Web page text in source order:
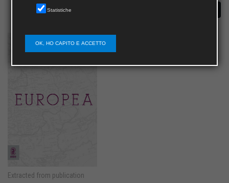
Extracted from publication
Statistiche
OK, HO CAPITO E ACCETTO